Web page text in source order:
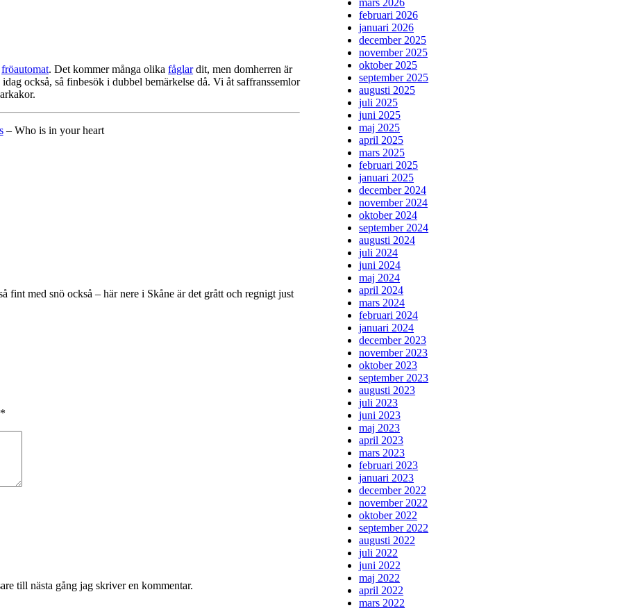
fröautomat. Det kommer många olikafåglardit, men domherren är
också, så finbesök i dubbel bemärkelse då. Vi åt saffranssemlor
– Who is in your heart
fint med snö också – här nere i Skåne är det grått och regnigt just
*
till nästa gång jag skriver en kommentar.
mars 2026
februari 2026
januari 2026
december 2025
november 2025
oktober 2025
september 2025
augusti 2025
juli 2025
juni 2025
maj 2025
april 2025
mars 2025
februari 2025
januari 2025
december 2024
november 2024
oktober 2024
september 2024
augusti 2024
juli 2024
juni 2024
maj 2024
april 2024
mars 2024
februari 2024
januari 2024
december 2023
november 2023
oktober 2023
september 2023
augusti 2023
juli 2023
juni 2023
maj 2023
april 2023
mars 2023
februari 2023
januari 2023
december 2022
november 2022
oktober 2022
september 2022
augusti 2022
juli 2022
juni 2022
maj 2022
april 2022
mars 2022